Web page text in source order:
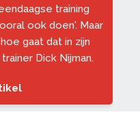
training
ook doen'. Maar
gaat dat in zijn
Dick Nijman.